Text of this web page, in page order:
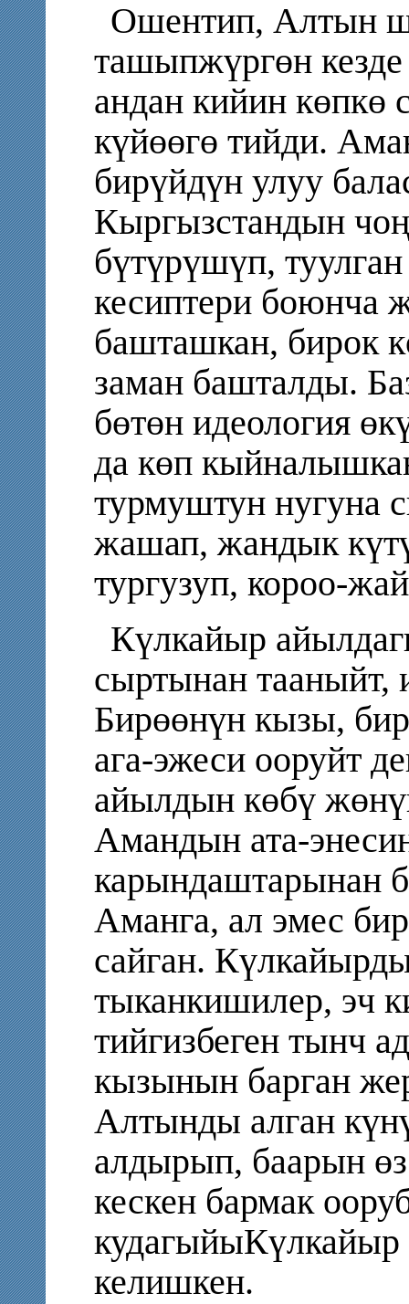
Ошентип, Алтын
ташыпжүргөн
андан кийин
күйөөгө тийди.
бирүйдүн улуу
Кыргызстандын
бүтүрүшүп,
кесиптери боюнча
башташкан, бирок
заман башталды.
бөтөн идеология
да көп
турмуштун нугуна
жашап, жандык
тургузуп, короо-
Күлкайыр
сыртынан
Бирөөнүн кызы,
ага-эжеси ооруйт
айылдын көбү
Амандын ата-
карындаштарынан
Аманга, ал эмес
сайган.
тыканкишилер, эч
тийгизбеген тынч
кызынын барган
Алтынды алган
алдырып, баарын
кескен бармак
кудагыйыКүлкайыр
келишкен.